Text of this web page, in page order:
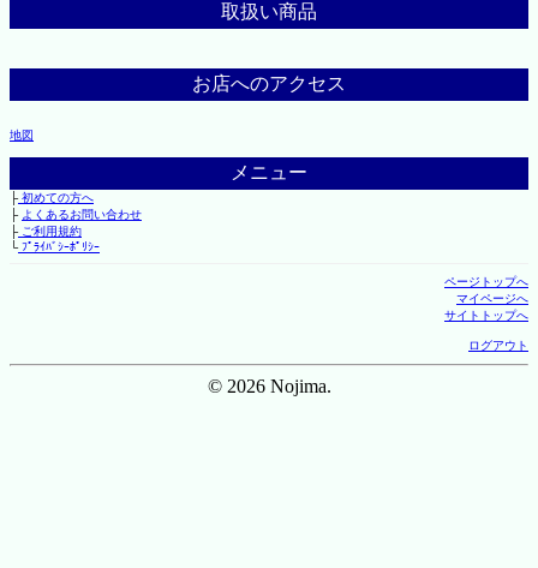
取扱い商品
お店へのアクセス
地図
メニュー
├初めての方へ
├ よくあるお問い合わせ
├ご利用規約
└ﾌﾟﾗｲﾊﾞｼｰﾎﾟﾘｼｰ
ページトップへ
マイページへ
サイトトップへ
ログアウト
© 2026 Nojima.